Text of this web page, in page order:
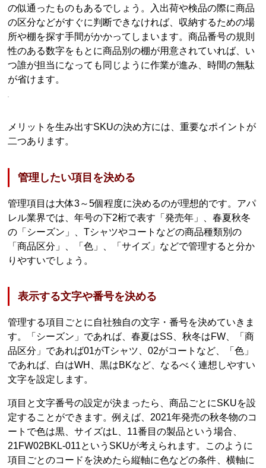
の似通ったものもあるでしょう。入出荷や検品の際に商品
の区分などがすぐに判断できなければ、収納するための場
所や棚を探す手間がかかってしまいます。商品番号の規則
性のある数字をもとに商品別の棚が用意されていれば、い
つ誰が担当になっても同じように作業が進み、時間の無駄
が省けます。
メリットを生み出すSKUの決め方には、重要なポイントが
二つあります。
管理したい項目を決める
管理項目は大体3～5個程度に決めるのが理想的です。アパ
レル業界では、年号の下2桁で表す「発売年」、春夏秋冬
の「シーズン」、Tシャツやコートなどの商品種類別の
「商品区分」、「色」、「サイズ」などで管理すると分か
りやすいでしょう。
表示する文字や番号を決める
管理する項目ごとに自社独自の文字・番号を決めていきま
す。「シーズン」であれば、春夏はSS、秋冬はFW、「商
品区分」であれば01がTシャツ、02がコートなど、「色」
であれば、白はWH、黒はBKなど、なるべく連想しやすい
文字を設定します。
項目と文字番号の設定が決まったら、商品ごとにSKUを設
定することができます。例えば、2021年発売の秋冬物のコ
ートで色は黒、サイズはL、11番目の製品という場合、
21FW02BKL-011というSKUが考えられます。このように
項目ごとのコードを決めたら縦軸に色などの条件、横軸に